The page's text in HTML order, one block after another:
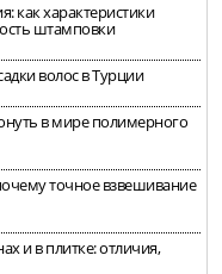
как характеристики
штамповки
волос в Турции
в мире полимерного
точное взвешивание
и в плитке: отличия,